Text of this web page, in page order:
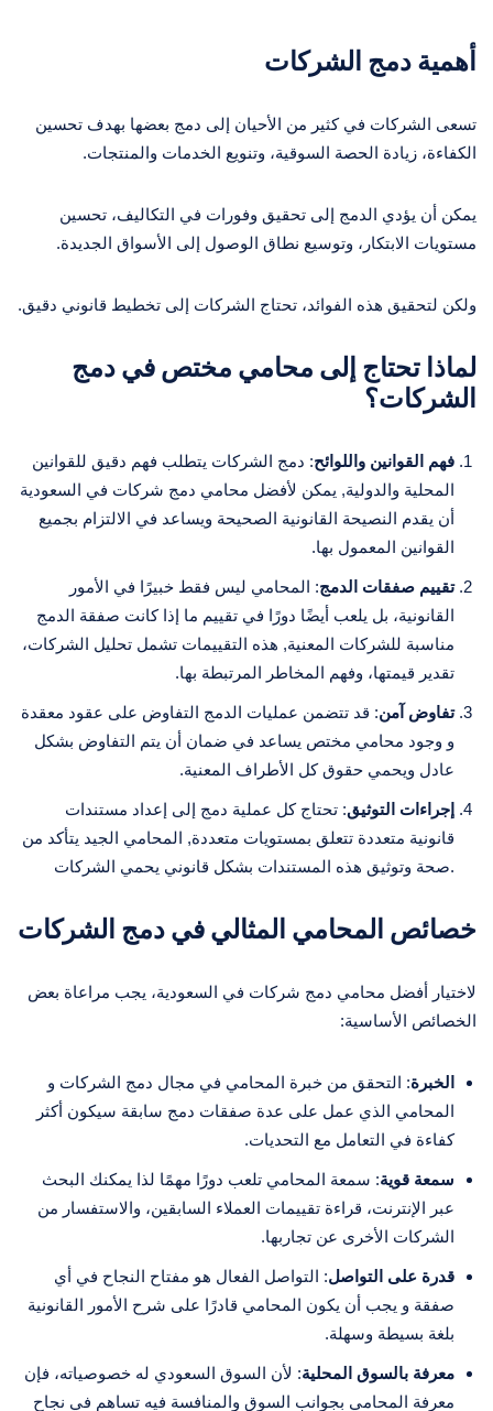
أهمية دمج الشركات
تسعى الشركات في كثير من الأحيان إلى دمج بعضها بهدف تحسين
الكفاءة، زيادة الحصة السوقية، وتنويع الخدمات والمنتجات.
يمكن أن يؤدي الدمج إلى تحقيق وفورات في التكاليف، تحسين
مستويات الابتكار، وتوسيع نطاق الوصول إلى الأسواق الجديدة.
ولكن لتحقيق هذه الفوائد، تحتاج الشركات إلى تخطيط قانوني دقيق.
لماذا تحتاج إلى محامي مختص في دمج
الشركات؟
فهم القوانين واللوائح: دمج الشركات يتطلب فهم دقيق للقوانين
المحلية والدولية, يمكن لأفضل محامي دمج شركات في السعودية
أن يقدم النصيحة القانونية الصحيحة ويساعد في الالتزام بجميع
القوانين المعمول بها.
تقييم صفقات الدمج: المحامي ليس فقط خبيرًا في الأمور
القانونية، بل يلعب أيضًا دورًا في تقييم ما إذا كانت صفقة الدمج
مناسبة للشركات المعنية, هذه التقييمات تشمل تحليل الشركات،
تقدير قيمتها، وفهم المخاطر المرتبطة بها.
تفاوض آمن: قد تتضمن عمليات الدمج التفاوض على عقود معقدة
و وجود محامي مختص يساعد في ضمان أن يتم التفاوض بشكل
عادل ويحمي حقوق كل الأطراف المعنية.
إجراءات التوثيق: تحتاج كل عملية دمج إلى إعداد مستندات
قانونية متعددة تتعلق بمستويات متعددة, المحامي الجيد يتأكد من
صحة وتوثيق هذه المستندات بشكل قانوني يحمي الشركات.
خصائص المحامي المثالي في دمج الشركات
لاختيار أفضل محامي دمج شركات في السعودية، يجب مراعاة بعض
الخصائص الأساسية:
الخبرة: التحقق من خبرة المحامي في مجال دمج الشركات و
المحامي الذي عمل على عدة صفقات دمج سابقة سيكون أكثر
كفاءة في التعامل مع التحديات.
سمعة قوية: سمعة المحامي تلعب دورًا مهمًا لذا يمكنك البحث
عبر الإنترنت، قراءة تقييمات العملاء السابقين، والاستفسار من
الشركات الأخرى عن تجاربها.
قدرة على التواصل: التواصل الفعال هو مفتاح النجاح في أي
صفقة و يجب أن يكون المحامي قادرًا على شرح الأمور القانونية
بلغة بسيطة وسهلة.
معرفة بالسوق المحلية: لأن السوق السعودي له خصوصياته، فإن
معرفة المحامي بجوانب السوق والمنافسة فيه تساهم في نجاح